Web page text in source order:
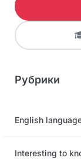
Рубрики
English
Interesting to